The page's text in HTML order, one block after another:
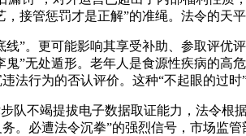
接管惩罚才是正解”的准绳。法令的天
。更可能影响其享受补助、参取评优
”无处遁形。老年人是食源性疾病的高
法行为的否认评价。这种“不起眼的过时”
不竭提拔电子数据取证能力，法令根
必遭法令沉拳”的强烈信号，市场监